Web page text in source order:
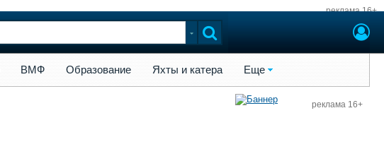
реклама 16+
ВМФ Образование Яхты и катера Еще
реклама 16+